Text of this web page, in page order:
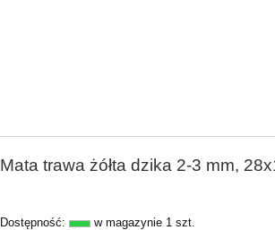
Mata trawa żółta dzika 2-3 mm,
Dostępność:
w magazynie 1 szt.